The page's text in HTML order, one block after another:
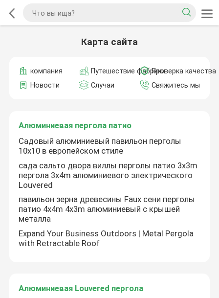
Карта сайта
компания Путешествие фабрикиПроверка качества
Новости
Случаи Свяжитесь мы
Алюминиевая пергола патио
Садовый алюминиевый павильон перголы
10x10 в европейском стиле
сада сальто двора виллы перголы патио 3x3m
пергола 3x4m алюминиевого электрического
Louvered
павильон зерна древесины Faux сени перголы
патио 4x4m 4x3m алюминиевый с крышей
металла
Expand Your Business Outdoors | Metal Pergola
with Retractable Roof
Алюминиевая Louvered пергола